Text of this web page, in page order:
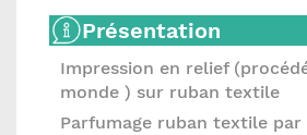
Présentation
Impression en relief
monde ) sur ruban textile
Parfumage ruban textile par